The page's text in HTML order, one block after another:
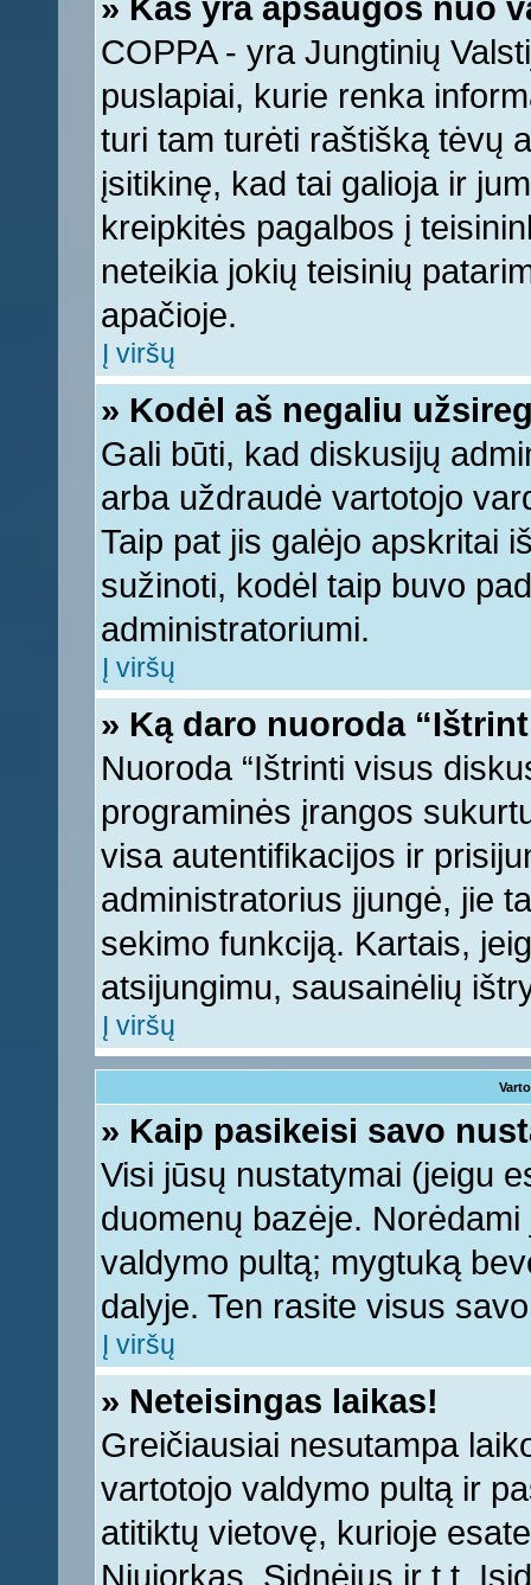
» Kas yra apsaugos nuo
COPPA - yra Jungtinių
puslapiai, kurie renka
turi tam turėti raštišką tėvų
įsitikinę, kad tai galioja ir
kreipkitės pagalbos į
neteikia jokių teisinių
apačioje.
Į viršų
» Kodėl aš negaliu
Gali būti, kad diskusijų
arba uždraudė vartotojo
Taip pat jis galėjo apskritai
sužinoti, kodėl taip buvo
administratoriumi.
Į viršų
» Ką daro nuoroda
Nuoroda “Ištrinti visus
programinės įrangos
visa autentifikacijos ir
administratorius įjungė, jie
sekimo funkciją. Kartais,
atsijungimu, sausainėlių
Į viršų
» Kaip pasikeisi savo
Visi jūsų nustatymai (jeigu
duomenų bazėje.
valdymo pultą; mygtuką
dalyje. Ten rasite visus
Į viršų
» Neteisingas laikas!
Greičiausiai nesutampa
vartotojo valdymo pultą ir
atitiktų vietovę, kurioje
Niujorkas, Sidnėjus ir t.t.